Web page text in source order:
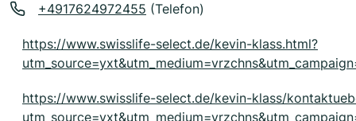
+4917624972455 (Telefon)
https://www.swisslife-select.de/kevin-klass.html?
https://www.swisslife-select.de/kevin-klass/